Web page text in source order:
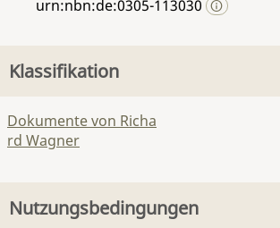
urn:nbn:de:0305-113030
Klassifikation
Dokumente von Richa
rd Wagner
Nutzungsbedingungen